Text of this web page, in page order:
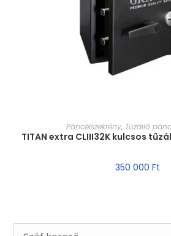
MÉRET
Páncélszekrény, Tűzálló
TITAN extra CLIII32K kulcsos
350 000 Ft